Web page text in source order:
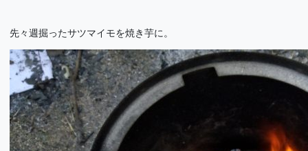
先々週掘ったサツマイモを焼き芋に。